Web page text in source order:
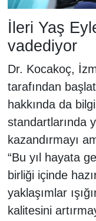
İleri Yaş
vadediyor
Dr. Kocakoç,
tarafından
hakkında da
standartlarında
kazandırmayı
“Bu yıl hayata
birliği içinde
yaklaşımlar
kalitesini